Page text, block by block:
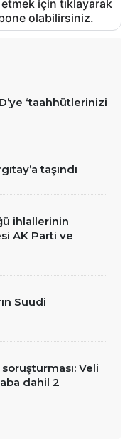
için tıklayarak
olabilirsiniz.
‘taahhütlerinizi
taşındı
ihlallerinin
AK Parti ve
Suudi
Veli
dahil 2